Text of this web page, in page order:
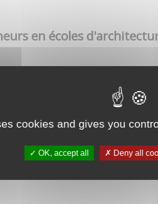
cookies and gives you
OK, accept all Deny all
en écoles